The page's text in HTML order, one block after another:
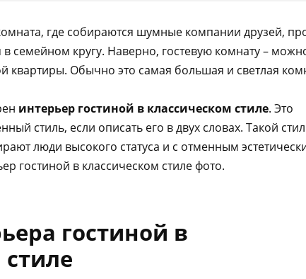
где собираются шумные компании друзей,
семейном кругу. Наверно, гостевую комнату –
квартиры. Обычно это самая большая и светлая
интерьер гостиной в классическом стиле. Это
стиль, если описать его в двух словах. Такой
люди высокого статуса и с отменным
гостиной в классическом стиле фото.
гостиной в